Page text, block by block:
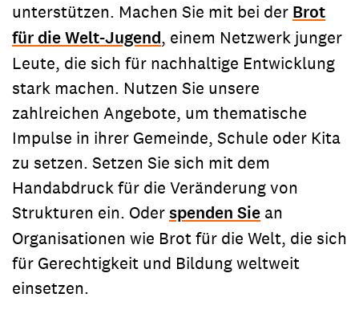
unterstützen. Machen Sie mit bei der Brot
für die Welt-Jugend, einem Netzwerk junger
Leute, die sich für nachhaltige Entwicklung
stark machen. Nutzen Sie unsere
zahlreichen Angebote, um thematische
Impulse in ihrer Gemeinde, Schule oder Kita
zu setzen. Setzen Sie sich mit dem
Handabdruck für die Veränderung von
Strukturen ein. Oderspenden Sie an
Organisationen wie Brot für die Welt, die sich
für Gerechtigkeit und Bildung weltweit
einsetzen.